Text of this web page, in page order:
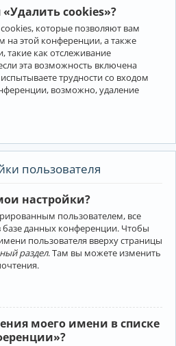
cookies»?
которые позволяют вам
на этой конференции, а также
такие как отслеживание
эта возможность включена
трудности со входом
возможно, удаление
пользователя
настройки?
пользователем, все
базе данных конференции. Чтобы
пользователя вверху страницы
раздел. Там вы можете изменить
моего имени в списке